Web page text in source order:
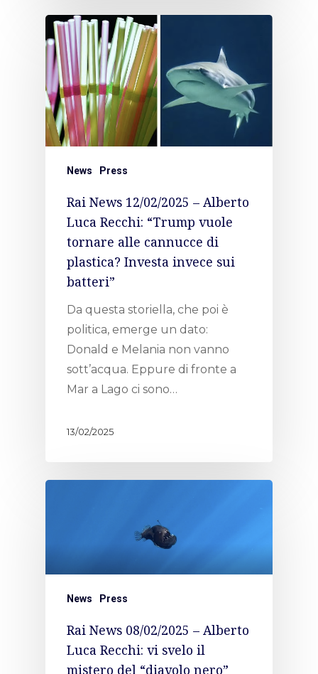
News Press
Rai News 12/02/2025 – Alberto
Luca Recchi: “Trump vuole
tornare alle cannucce di
plastica? Investa invece sui
batteri”
Da questa storiella, che poi è
politica, emerge un dato:
Donald e Melania non vanno
sott’acqua. Eppure di fronte a
Mar a Lago ci sono…
13/02/2025
News Press
Rai News 08/02/2025 – Alberto
Luca Recchi: vi svelo il
mistero del “diavolo nero”